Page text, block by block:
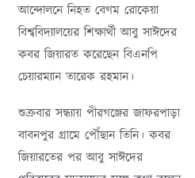
আন্দোলনে নিহত বেগম রোকেয়া
বিশ্ববিদ্যালয়ের শিক্ষার্থী আবু সাঈদের
কবর জিয়ারত করেছেন বিএনপি
চেয়ারম্যান তারেক রহমান।
শুক্রবার সন্ধ্যায় পীরগঞ্জের জাফরপাড়া
বাবনপুর গ্রামে পৌঁছান তিনি। কবর
জিয়ারতের পর আবু সাঈদের